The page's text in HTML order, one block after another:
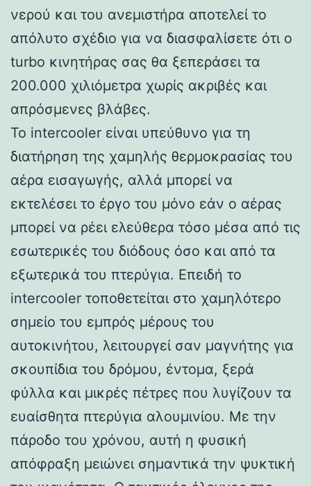
νερού και του ανεμιστήρα αποτελεί το
απόλυτο σχέδιο για να διασφαλίσετε ότι ο
turbo κινητήρας σας θα ξεπεράσει τα
200.000 χιλιόμετρα χωρίς ακριβές και
απρόσμενες βλάβες.
Το intercooler είναι υπεύθυνο για τη
διατήρηση της χαμηλής θερμοκρασίας του
αέρα εισαγωγής, αλλά μπορεί να
εκτελέσει το έργο του μόνο εάν ο αέρας
μπορεί να ρέει ελεύθερα τόσο μέσα από τις
εσωτερικές του διόδους όσο και από τα
εξωτερικά του πτερύγια. Επειδή το
intercooler τοποθετείται στο χαμηλότερο
σημείο του εμπρός μέρους του
αυτοκινήτου, λειτουργεί σαν μαγνήτης για
σκουπίδια του δρόμου, έντομα, ξερά
φύλλα και μικρές πέτρες που λυγίζουν τα
ευαίσθητα πτερύγια αλουμινίου. Με την
πάροδο του χρόνου, αυτή η φυσική
απόφραξη μειώνει σημαντικά την ψυκτική